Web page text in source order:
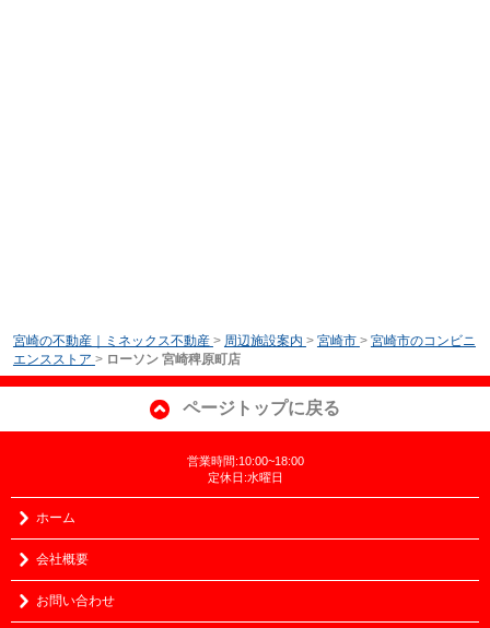
宮崎の不動産｜ミネックス不動産 > 周辺施設案内 > 宮崎市 > 宮崎市のコンビニ
エンスストア > ローソン 宮崎稗原町店
ページトップに戻る
営業時間:10:00~18:00
定休日:水曜日
ホーム
会社概要
お問い合わせ